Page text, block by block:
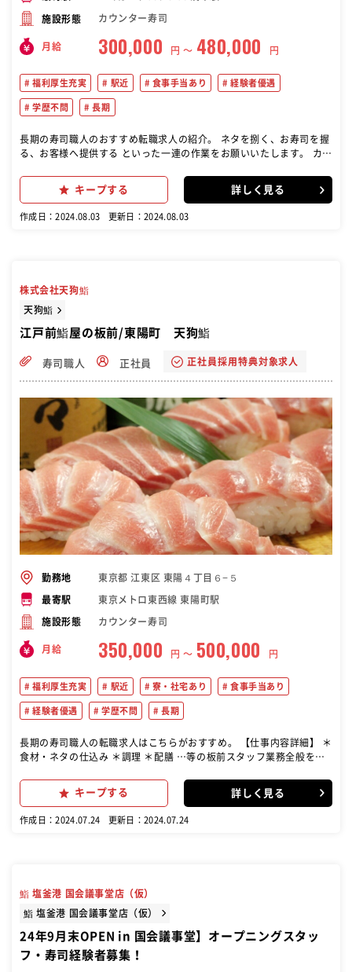
施設形態 カウンター寿司
月給 300,000 円 〜 480,000 円
福利厚生充実 駅近 食事手当あり 経験者優遇
学歴不問 長期
長期の寿司職人のおすすめ転職求人の紹介。 ネタを捌く、お寿司を握
る、お客様へ提供する といった一連の作業をお願いいたします。 カウ
キープする 詳しく見る
作成日：2024.08.03 更新日：2024.08.03
株式会社天狗鮨
天狗鮨
江戸前鮨屋の板前/東陽町 天狗鮨
寿司職人 正社員 正社員採用特典対象求人
勤務地 東京都 江東区 東陽４丁目６−５
最寄駅 東京メトロ東西線 東陽町駅
施設形態 カウンター寿司
月給 350,000 円 〜 500,000 円
福利厚生充実 駅近 寮・社宅あり 食事手当あり
経験者優遇 学歴不問 長期
長期の寿司職人の転職求人はこちらがおすすめ。 【仕事内容詳細】 ＊
食材・ネタの仕込み ＊調理 ＊配膳 …等の板前スタッフ業務全般をお
ての業務があります。
キープする 詳しく見る
作成日：2024.07.24 更新日：2024.07.24
鮨 塩釜港 国会議事堂店（仮）
鮨 塩釜港 国会議事堂店（仮）
24年9月末OPEN in 国会議事堂】オープニングスタッ
フ・寿司経験者募集！